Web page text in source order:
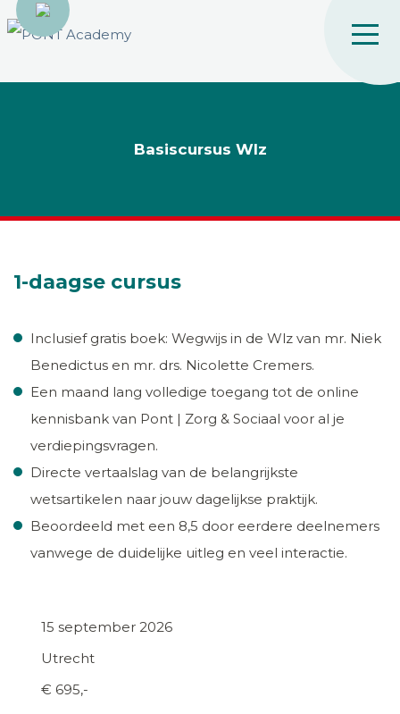
Basiscursus Wlz
1-daagse cursus
Inclusief gratis boek: Wegwijs in de Wlz van mr. Niek
Benedictus en mr. drs. Nicolette Cremers.
Een maand lang volledige toegang tot de online
kennisbank van Pont | Zorg & Sociaal voor al je
verdiepingsvragen.
Directe vertaalslag van de belangrijkste
wetsartikelen naar jouw dagelijkse praktijk.
Beoordeeld met een 8,5 door eerdere deelnemers
vanwege de duidelijke uitleg en veel interactie.
15 september 2026
Utrecht
€ 695,-